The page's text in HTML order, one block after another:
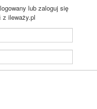
lub zaloguj się
z ileważy.pl